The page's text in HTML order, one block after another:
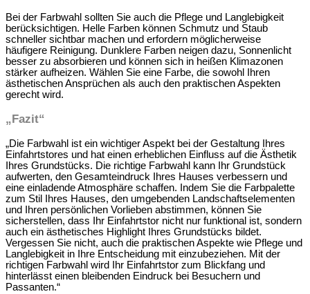
Bei der Farbwahl sollten Sie auch die Pflege und Langlebigkeit
berücksichtigen. Helle Farben können Schmutz und Staub
schneller sichtbar machen und erfordern möglicherweise
häufigere Reinigung. Dunklere Farben neigen dazu, Sonnenlicht
besser zu absorbieren und können sich in heißen Klimazonen
stärker aufheizen. Wählen Sie eine Farbe, die sowohl Ihren
ästhetischen Ansprüchen als auch den praktischen Aspekten
gerecht wird.
„Fazit“
„Die Farbwahl ist ein wichtiger Aspekt bei der Gestaltung Ihres
Einfahrtstores und hat einen erheblichen Einfluss auf die Ästhetik
Ihres Grundstücks. Die richtige Farbwahl kann Ihr Grundstück
aufwerten, den Gesamteindruck Ihres Hauses verbessern und
eine einladende Atmosphäre schaffen. Indem Sie die Farbpalette
zum Stil Ihres Hauses, den umgebenden Landschaftselementen
und Ihren persönlichen Vorlieben abstimmen, können Sie
sicherstellen, dass Ihr Einfahrtstor nicht nur funktional ist, sondern
auch ein ästhetisches Highlight Ihres Grundstücks bildet.
Vergessen Sie nicht, auch die praktischen Aspekte wie Pflege und
Langlebigkeit in Ihre Entscheidung mit einzubeziehen. Mit der
richtigen Farbwahl wird Ihr Einfahrtstor zum Blickfang und
hinterlässt einen bleibenden Eindruck bei Besuchern und
Passanten.“